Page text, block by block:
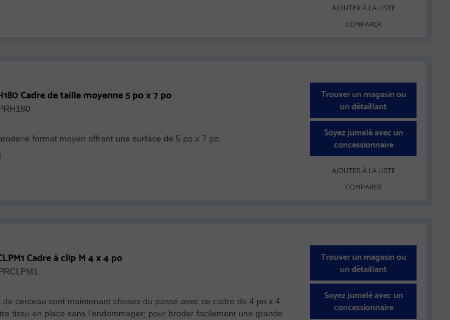
AJOUTER À LA LISTE
COMPARER
Cadre de taille moyenne 5 po x 7 po
format moyen offrant une surface de 5 po x 7 po.
Trouver un magasin ou
un détaillant
Soyez jumelé avec un
concessionnaire
AJOUTER À LA LISTE
COMPARER
Cadre à clip M 4 x 4 po
de cerceau sont maintenant choses du passé avec ce cadre de 4 po x 4
tissu en place sans l'endommager; pour broder facilement une grande
Trouver un magasin ou
un détaillant
Soyez jumelé avec un
concessionnaire